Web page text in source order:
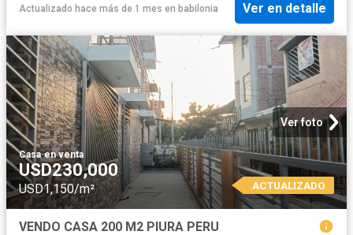
Actualizado hace más de 1 mes en babilonia Ver en detalle
Ver foto
Casa·en venta
USD230,000
USD1,150/m² ACTUALIZADO
VENDO CASA 200 M2 PIURA PERU